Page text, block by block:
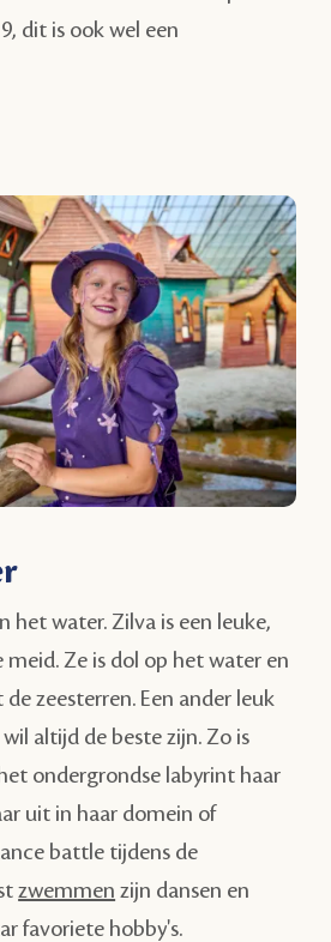
dit is ook wel een
het water. Zilva is een leuke,
meid. Ze is dol op het water en
zeesterren. Een ander leuk
altijd de beste zijn. Zo is
ondergrondse labyrint haar
uit in haar domein of
battle tijdens de
zwemmen zijn dansen en
favoriete hobby's.